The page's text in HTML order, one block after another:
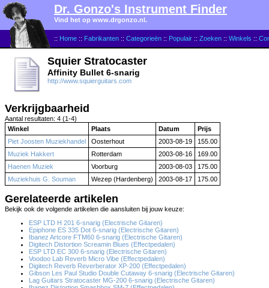
:: Home :: Fabrikanten :: Categorieën :: Populair :: Zoeken :: Winkels ::
Dr. Gonzo's Instrument Finder
Vind het op www.drgonzo.nl.
Squier Stratocaster
Affinity Bullet 6-snarig
http://www.squierguitars.com
Verkrijgbaarheid
Aantal resultaten: 4 (1-4)
Winkel
Plaats Datum
Prijs
Piet Joosten Muziekhandel
Oosterhout 2003-08-19
155.00
Muziek Hakkert
Rotterdam 2003-08-16
169.00
Haenen Muziek
Voorburg 2003-08-03
175.00
Muziekhuis G. Souman
Wezep (Hardenberg) 2003-08-17 175.00
Gerelateerde artikelen
Bekijk ook de volgende artikelen die aansluiten bij jouw keuze:
ESP LTD H 201 6-snarig (Electrische Gitaren)
Epiphone ES 335 Dot 6-snarig (Electrische Gitaren)
Ibanez Artcore FTM60 6-snarig (Electrische Gitaren)
Digitech Distortion Screamin Blues (Effectpedalen)
ESP LTD EC 300 6-snarig (Electrische Gitaren)
Voodoo Lab Reverb Micro Vibe (Effectpedalen)
Digitech Reverb Reverberator XP-200 (Effectpedalen)
Gibson Les Paul Studio Double Cutaway 6-snarig (Electrische Gitaren)
Lag Guitars Stratocaster MG-200 6-snarig (Electrische Gitaren)